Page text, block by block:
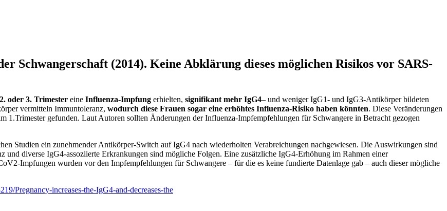
Schwangerschaft (2014). Keine Abklärung dieses möglichen Risikos vor SARS-
2. oder 3. Trimester eine Influenza-Impfung erhielten, signifikant mehr IgG4– und weniger IgG1- und IgG3-Antikörper bildeten
vermitteln Immuntoleranz, wodurch diese Frauen sogar eine erhöhtes Influenza-Risiko haben könnten. Diese Veränderungen
1.Trimester gefunden. Laut Autoren sollten Änderungen der Influenza-Impfempfehlungen für Schwangere in Betracht gezogen
Studien ein zunehmender Antikörper-Switch auf IgG4 nach wiederholten Verabreichungen nachgewiesen. Die Auswirkungen sind
diverse IgG4-assoziierte Erkrankungen sind mögliche Folgen. Eine zusätzliche IgG4-Erhöhung im Rahmen einer
Impfungen wurden vor den Impfempfehlungen für Schwangere – für die es keine fundierte Datenlage gab – auch dieser mögliche
Pregnancy-increases-the-IgG4-and-decreases-the